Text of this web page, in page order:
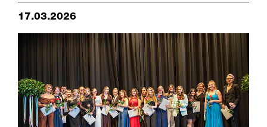
17.03.2026